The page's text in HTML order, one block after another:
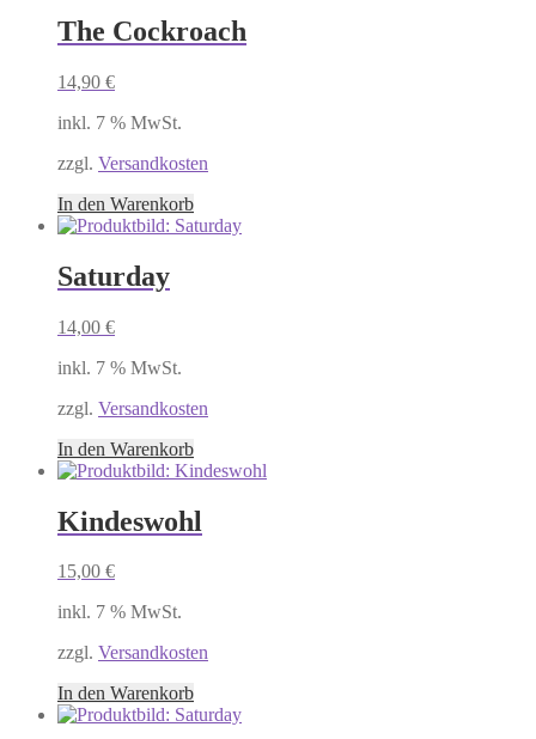
The Cockroach
14,90 €
inkl. 7 % MwSt.
zzgl. Versandkosten
In den Warenkorb
Saturday
14,00 €
inkl. 7 % MwSt.
zzgl. Versandkosten
In den Warenkorb
Kindeswohl
15,00 €
inkl. 7 % MwSt.
zzgl. Versandkosten
In den Warenkorb